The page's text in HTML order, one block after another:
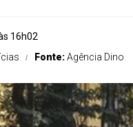
16h02
Fonte:Agência Dino